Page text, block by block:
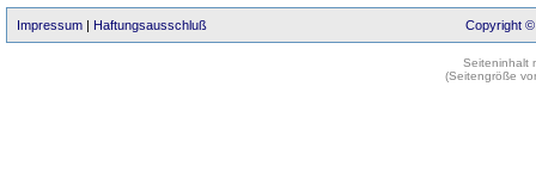
Impressum | Haftungsausschluß Copyright ©
Seiteninhalt
(Seitengröße